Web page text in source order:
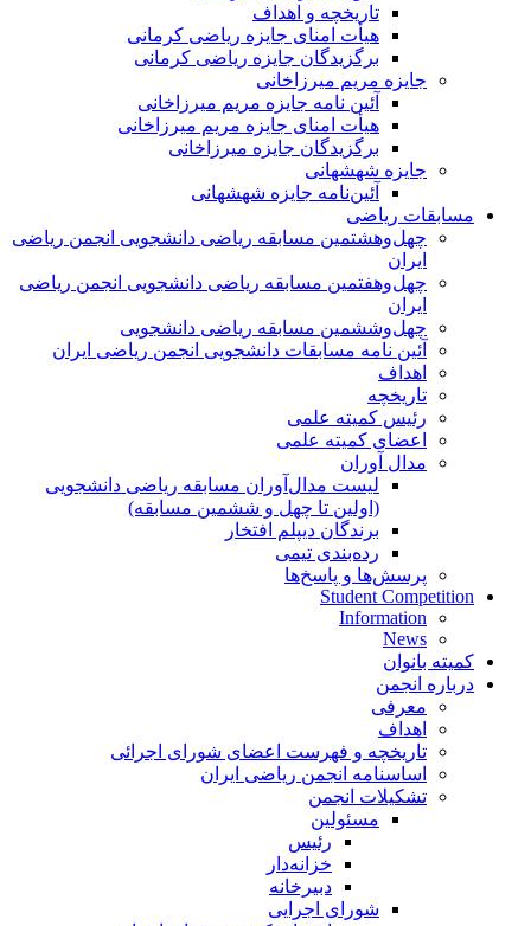
تاریخچه و اهداف
هیأت امنای جایزه ریاضی کرمانی
برگزیدگان جایزه ریاضی کرمانی
جایزه مریم میرزاخانی
آئین نامه جایزه مریم میرزاخانی
هیأت امنای جایزه مریم میرزاخانی
برگزیدگان جایزه میرزاخانی
جایزه شهشهانی
آئین‌نامه جایزه شهشهانی
مسابقات ریاضی
چهل‌و‌هشتمین مسابقه ریاضی دانشجویی انجمن ریاضی
ایران
چهل‌و‌هفتمین مسابقه ریاضی دانشجویی انجمن ریاضی
ایران
چهل‌و‌ششمین مسابقه ریاضی دانشجویی
آئین نامه مسابقات دانشجویی انجمن ریاضی ایران
اهداف
تاریخچه
رئیس کمیته علمی
اعضای کمیته علمی
مدال آوران
لیست مدال‌آوران مسابقه ریاضی دانشجویی
(اولین تا چهل‌ و ششمین مسابقه)
برندگان دیپلم افتخار
رده‌بندی تیمی
پرسش‌ها و پاسخ‌ها
Student Competition
Information
News
کمیته بانوان
درباره انجمن
معرفی
اهداف
تاریخچه و فهرست اعضای شورای اجرائی
اساسنامه انجمن ریاضی ایران
تشکیلات انجمن
مسئولین
رئیس
خزانه‌دار
دبیرخانه
شورای اجرایی